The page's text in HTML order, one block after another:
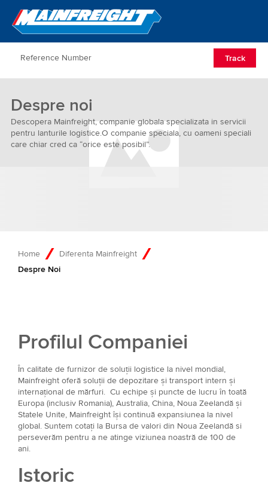
Go to Home
Track
Despre noi
Descopera Mainfreight, companie globala specializata in servicii
pentru lanturile logistice.O companie speciala, cu oameni speciali
care chiar cred ca “orice este posibil”.
Home
Diferenta Mainfreight
Despre Noi
Profilul Companiei
În calitate de furnizor de soluții logistice la nivel mondial,
Mainfreight oferă soluții de depozitare și transport intern și
internațional de mărfuri. Cu echipe și puncte de lucru în toată
Europa (inclusiv Romania), Australia, China, Noua Zeelandă și
Statele Unite, Mainfreight își continuă expansiunea la nivel
global. Suntem cotați la Bursa de valori din Noua Zeelandă si
perseverăm pentru a ne atinge viziunea noastră de 100 de
ani.
Istoric